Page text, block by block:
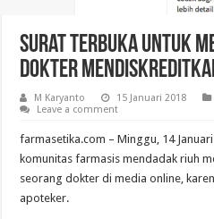
Surat Terbuka Untuk
Dokter
M Karyanto 15 Januari 2018
Leave a comment
farmasetika.com – Minggu, 14
komunitas farmasis mendadak riuh
seorang dokter di media online,
apoteker.